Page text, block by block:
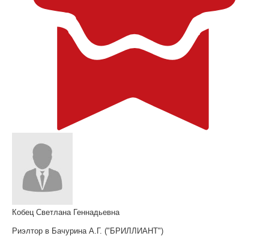
Кобец Светлана Геннадьевна
Риэлтор в Бачурина А.Г. ("БРИЛЛИАНТ")